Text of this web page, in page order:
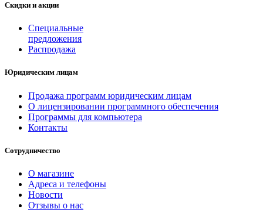
Скидки и акции
Специальные
предложения
Распродажа
Юридическим лицам
Продажа программ юридическим лицам
О лицензировании программного обеспечения
Программы для компьютера
Контакты
Сотрудничество
О магазине
Адреса и телефоны
Новости
Отзывы о нас